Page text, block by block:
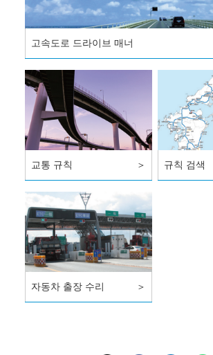
고속도로 드라이브 매너
교통 규칙 ＞ 규칙 검색
자동차 출장 수리 ＞